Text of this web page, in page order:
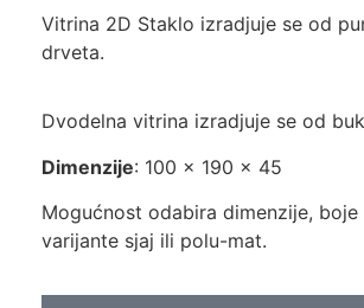
Vitrina 2D Staklo izradjuje se od
drveta.
Dvodelna vitrina izradjuje se od
Dimenzije: 100 x 190 x 45
Mogućnost odabira dimenzije, boje
varijante sjaj ili polu-mat.